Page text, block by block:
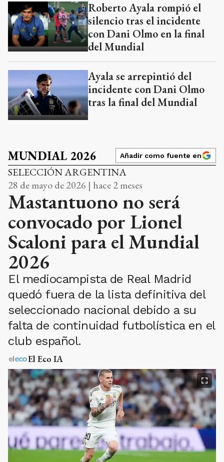
Roberto Ayala rompió el
silencio tras el incidente
con Dani Olmo en la final
del Mundial
Ayala se arrepintió del
incidente con Dani Olmo
tras la final del Mundial
MUNDIAL 2026 Añadir como fuente en
SELECCIÓN ARGENTINA
28 de mayo de 2026 | hace 2 meses
Mastantuono no será
convocado por Lionel
Scaloni para el Mundial
2026
El mediocampista de Real Madrid
quedó fuera de la lista definitiva del
seleccionado nacional debido a su
falta de continuidad futbolística en el
club español.
El Eco IA